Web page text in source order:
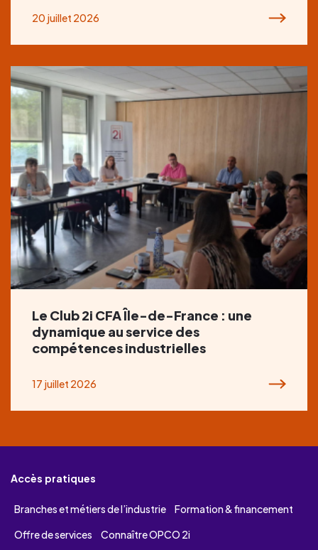
20 juillet 2026
Le Club 2i CFA Île-de-France : une
dynamique au service des
compétences industrielles
17 juillet 2026
Accès pratiques
Branches et métiers de l’industrie
Formation & financement
Offre de services
Connaître OPCO 2i